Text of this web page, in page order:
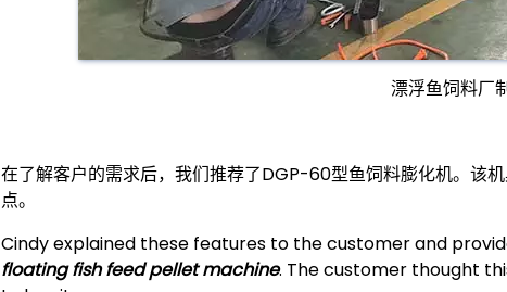
漂浮鱼饲料厂
在了解客户的需求后，我们推荐了DGP-60型鱼饲料膨化机。该
点。
Cindy explained these features to the customer and
floating fish feed pellet machine. The customer thought